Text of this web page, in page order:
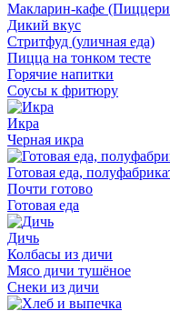
Макларин-кафе
Дикий вкус
Стритфуд (уличная еда)
Пицца на тонком тесте
Горячие напитки
Соусы к фритюру
Икра
Черная икра
Готовая еда,
Почти готово
Готовая еда
Дичь
Колбасы из дичи
Мясо дичи тушёное
Снеки из дичи